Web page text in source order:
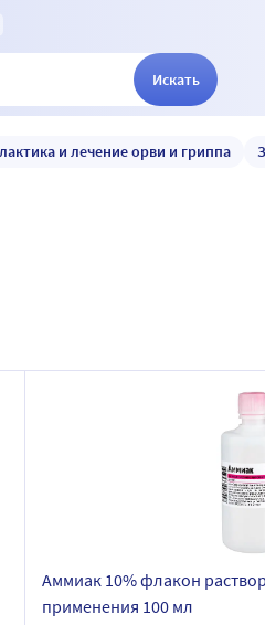
Искать
и лечение орви и гриппа
Аммиак 10% флакон
применения 100 мл